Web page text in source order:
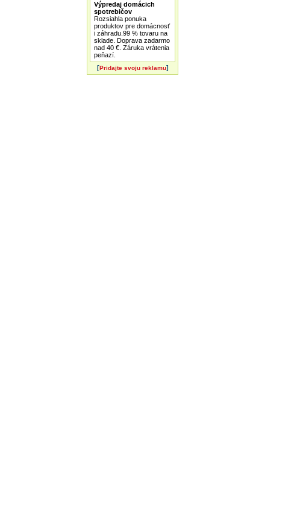
Výpredaj domácich
spotrebičov
Rozsiahla ponuka
produktov pre domácnosť
i záhradu.99 % tovaru na
sklade. Doprava zadarmo
nad 40 €. Záruka vrátenia
peňazí.
[Pridajte svoju reklamu]